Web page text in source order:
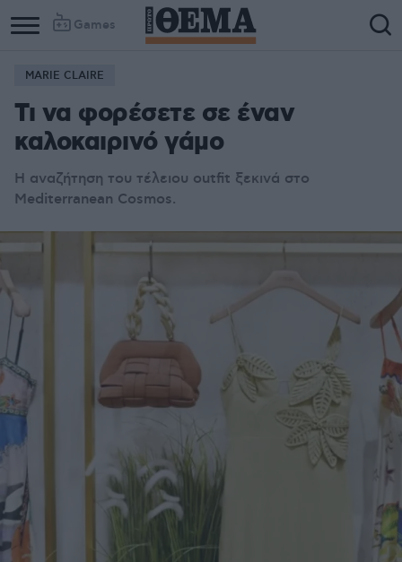
Games
MARIE CLAIRE
Τι να φορέσετε σε έναν
καλοκαιρινό γάμο
H αναζήτηση του τέλειου outfit ξεκινά στο
Μediterranean Cosmos.